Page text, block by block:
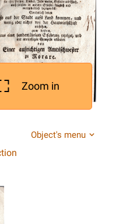
Zoom in
Object's menu